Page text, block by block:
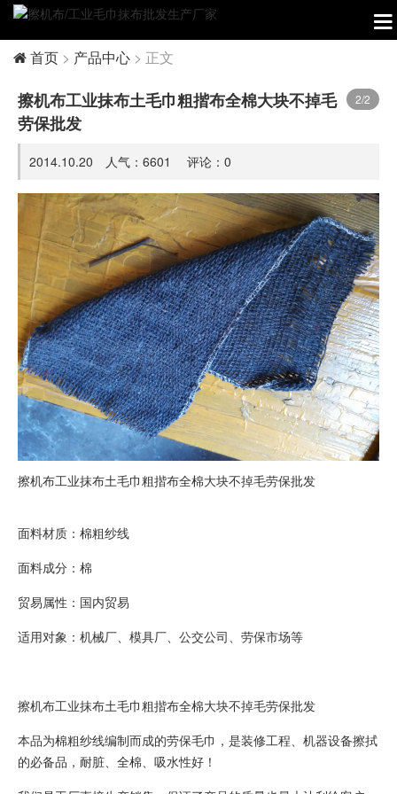
首页 > 产品中心 > 正文
2/2
擦机布工业抹布土毛巾粗揩布全棉大块不掉毛
劳保批发
2014.10.20 人气： 6601 评论： 0
擦机布工业抹布土毛巾粗揩布全棉大块不掉毛劳保批发
面料材质：棉粗纱线
面料成分：棉
贸易属性：国内贸易
适用对象：机械厂、模具厂、公交公司、劳保市场等
擦机布工业抹布土毛巾粗揩布全棉大块不掉毛劳保批发
本品为棉粗纱线编制而成的劳保毛巾，是装修工程、机器设备擦拭
的必备品，耐脏、全棉、吸水性好！